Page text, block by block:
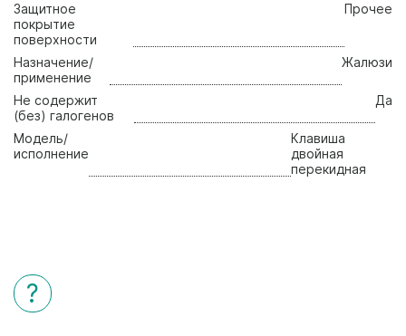
Защитное
покрытие
поверхности
Прочее
Назначение/
применение
Жалюзи
Не содержит
(без) галогенов
Да
Модель/
исполнение
Клавиша
двойная
перекидная
?